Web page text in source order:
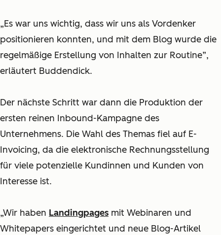
„Es war uns wichtig, dass wir uns als Vordenker
positionieren konnten, und mit dem Blog wurde die
regelmäßige Erstellung von Inhalten zur Routine”,
erläutert Buddendick.
Der nächste Schritt war dann die Produktion der
ersten reinen Inbound-Kampagne des
Unternehmens. Die Wahl des Themas fiel auf E-
Invoicing, da die elektronische Rechnungsstellung
für viele potenzielle Kundinnen und Kunden von
Interesse ist.
„Wir haben Landingpages mit Webinaren und
Whitepapers eingerichtet und neue Blog-Artikel